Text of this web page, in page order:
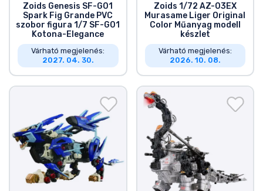
Zoids Genesis SF-G01
Spark Fig Grande PVC
szobor figura 1/7 SF-G01
Kotona-Elegance
Várható megjelenés:
2027. 04. 30.
Zoids 1/72 AZ-03EX
Murasame Liger Original
Color Műanyag modell
készlet
Várható megjelenés:
2026. 10. 08.